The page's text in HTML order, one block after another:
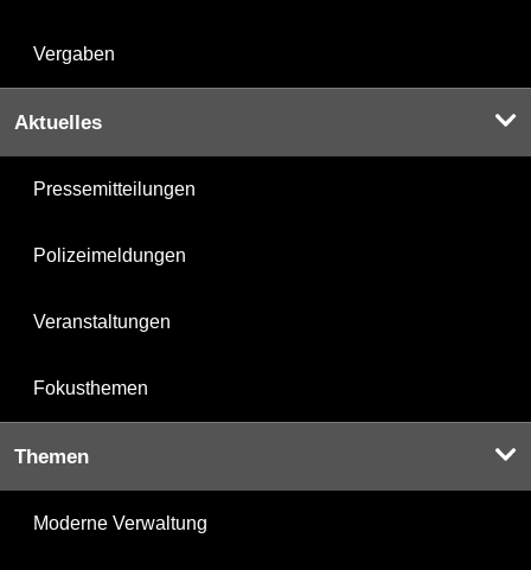
Vergaben
Aktuelles
Pressemitteilungen
Polizeimeldungen
Veranstaltungen
Fokusthemen
Themen
Moderne Verwaltung